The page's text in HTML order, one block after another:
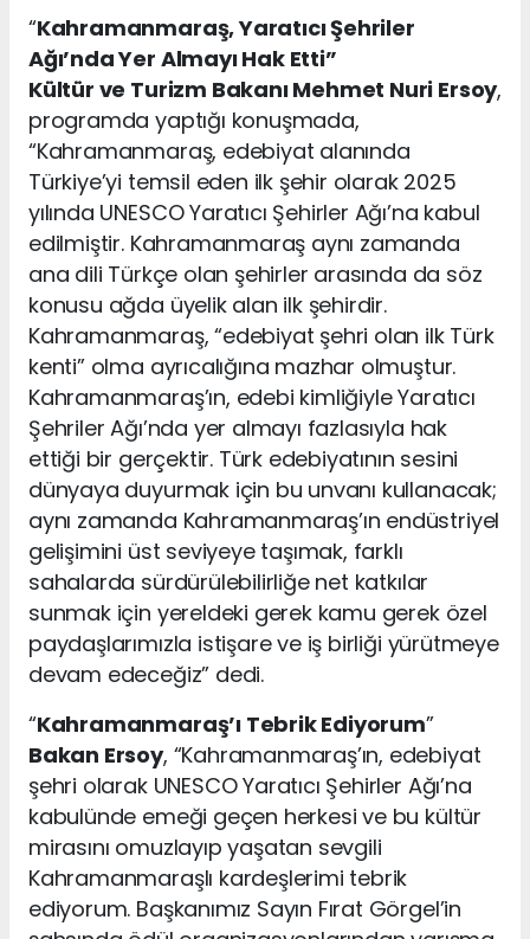
“Kahramanmaraş, Yaratıcı Şehriler
Ağı’nda Yer Almayı Hak Etti”
Kültür ve Turizm Bakanı Mehmet Nuri Ersoy,
programda yaptığı konuşmada,
“Kahramanmaraş, edebiyat alanında
Türkiye’yi temsil eden ilk şehir olarak 2025
yılında UNESCO Yaratıcı Şehirler Ağı’na kabul
edilmiştir. Kahramanmaraş aynı zamanda
ana dili Türkçe olan şehirler arasında da söz
konusu ağda üyelik alan ilk şehirdir.
Kahramanmaraş, “edebiyat şehri olan ilk Türk
kenti” olma ayrıcalığına mazhar olmuştur.
Kahramanmaraş’ın, edebi kimliğiyle Yaratıcı
Şehriler Ağı’nda yer almayı fazlasıyla hak
ettiği bir gerçektir. Türk edebiyatının sesini
dünyaya duyurmak için bu unvanı kullanacak;
aynı zamanda Kahramanmaraş’ın endüstriyel
gelişimini üst seviyeye taşımak, farklı
sahalarda sürdürülebilirliğe net katkılar
sunmak için yereldeki gerek kamu gerek özel
paydaşlarımızla istişare ve iş birliği yürütmeye
devam edeceğiz” dedi.
“Kahramanmaraş’ı Tebrik Ediyorum”
Bakan Ersoy, “Kahramanmaraş’ın, edebiyat
şehri olarak UNESCO Yaratıcı Şehirler Ağı’na
kabulünde emeği geçen herkesi ve bu kültür
mirasını omuzlayıp yaşatan sevgili
Kahramanmaraşlı kardeşlerimi tebrik
ediyorum. Başkanımız Sayın Fırat Görgel’in